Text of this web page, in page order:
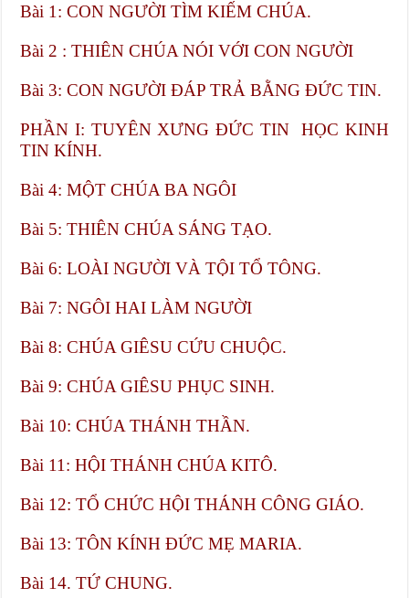
Bài 1: CON NGƯỜI TÌM KIẾM CHÚA.
Bài 2 : THIÊN CHÚA NÓI VỚI CON NGƯỜI
Bài 3: CON NGƯỜI ĐÁP TRẢ BẰNG ĐỨC TIN.
PHẦN I: TUYÊN XƯNG ĐỨC TIN HỌC KINH
TIN KÍNH.
Bài 4: MỘT CHÚA BA NGÔI
Bài 5: THIÊN CHÚA SÁNG TẠO.
Bài 6: LOÀI NGƯỜI VÀ TỘI TỔ TÔNG.
Bài 7: NGÔI HAI LÀM NGƯỜI
Bài 8: CHÚA GIÊSU CỨU CHUỘC.
Bài 9: CHÚA GIÊSU PHỤC SINH.
Bài 10: CHÚA THÁNH THẦN.
Bài 11: HỘI THÁNH CHÚA KITÔ.
Bài 12: TỔ CHỨC HỘI THÁNH CÔNG GIÁO.
Bài 13: TÔN KÍNH ĐỨC MẸ MARIA.
Bài 14. TỨ CHUNG.